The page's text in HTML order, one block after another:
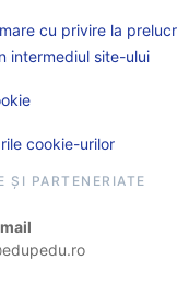
cu privire la
intermediul site-ului
cookie-urilor
ȘI PARTENERIATE